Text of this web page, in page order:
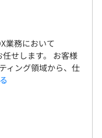
業務において
せします。 お客様
ィング領域から、仕